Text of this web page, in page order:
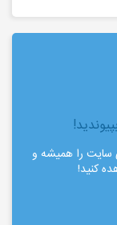
سایت را همیشه و
کنید!